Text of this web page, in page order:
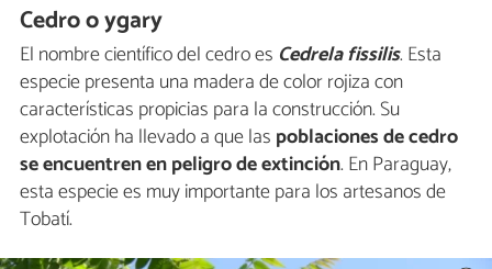
Cedro o ygary
El nombre científico del cedro es Cedrela fissilis. Esta
especie presenta una madera de color rojiza con
características propicias para la construcción. Su
explotación ha llevado a que las poblaciones de cedro
se encuentren en peligro de extinción. En Paraguay,
esta especie es muy importante para los artesanos de
Tobatí.